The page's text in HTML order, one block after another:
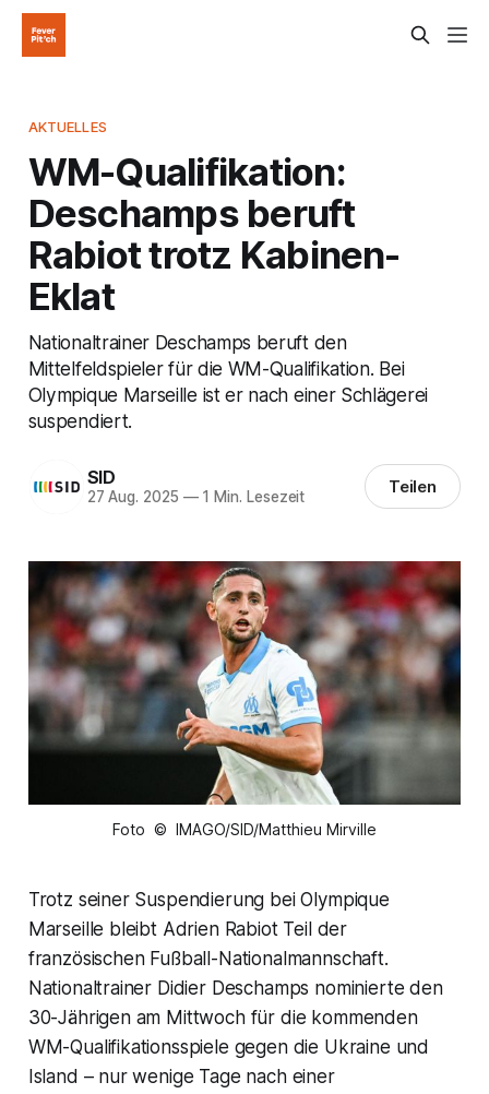
AKTUELLES
WM-Qualifikation:
Deschamps beruft
Rabiot trotz Kabinen-
Eklat
Nationaltrainer Deschamps beruft den
Mittelfeldspieler für die WM-Qualifikation. Bei
Olympique Marseille ist er nach einer Schlägerei
suspendiert.
SID
27 Aug. 2025 —1 Min. Lesezeit Teilen
Foto © IMAGO/SID/Matthieu Mirville
Trotz seiner Suspendierung bei Olympique
Marseille bleibt Adrien Rabiot Teil der
französischen Fußball-Nationalmannschaft.
Nationaltrainer Didier Deschamps nominierte den
30-Jährigen am Mittwoch für die kommenden
WM-Qualifikationsspiele gegen die Ukraine und
Island – nur wenige Tage nach einer